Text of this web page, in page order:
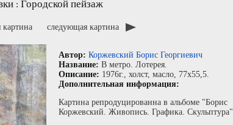
: Городской пейзаж
следующая картина
Автор: Коржевский Борис Георгиевич
Название: В метро. Лотерея.
Описание: 1976г., холст, масло, 77x55,5.
Дополнительная информация:
Картина репродуцированна в альбоме "Борис
Коржевский. Живопись. Графика. Скульптура"